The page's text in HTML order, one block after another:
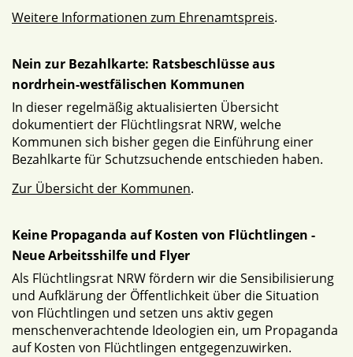
Weitere Informationen zum Ehrenamtspreis.
Nein zur Bezahlkarte: Ratsbeschlüsse aus
nordrhein-westfälischen Kommunen
In dieser regelmäßig aktualisierten Übersicht
dokumentiert der Flüchtlingsrat NRW, welche
Kommunen sich bisher gegen die Einführung einer
Bezahlkarte für Schutzsuchende entschieden haben.
Zur Übersicht der Kommunen.
Keine Propaganda auf Kosten von Flüchtlingen -
Neue Arbeitsshilfe und Flyer
Als Flüchtlingsrat NRW fördern wir die Sensibilisierung
und Aufklärung der Öffentlichkeit über die Situation
von Flüchtlingen und setzen uns aktiv gegen
menschenverachtende Ideologien ein, um Propaganda
auf Kosten von Flüchtlingen entgegenzuwirken.